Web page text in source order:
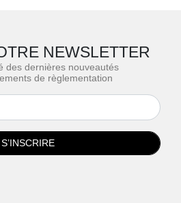
NEWSLETTER
des dernières nouveautés
de règlementation
S’INSCRIRE